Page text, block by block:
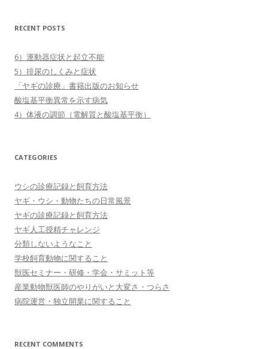
RECENT POSTS
6）運動器症状と起立不能
5）排尿のしくみと症状
「ヤギの診療」書籍出版のお知らせ
酸塩基平衡異常を示す病気
4）体液の調節（電解質と酸塩基平衡）
CATEGORIES
ウシの診療記録と飼育方法
ヤギ・ウシ・動物たちの日常風景
ヤギの診療記録と飼育方法
ヤギ人工授精チャレンジ
分類しないようなこと
学校飼育動物に関すること
獣医セミナー・研修・学会・サミット等
産業動物獣医師のやりがいと大変さ・つらさ
病院運営・独立開業に関すること
RECENT COMMENTS